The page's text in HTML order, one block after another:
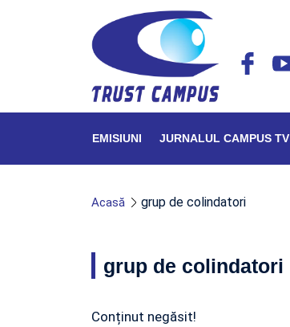
EMISIUNI JURNALUL CAMPUS TV
Acasă grup de colindatori
grup de colindatori
Conținut negăsit!